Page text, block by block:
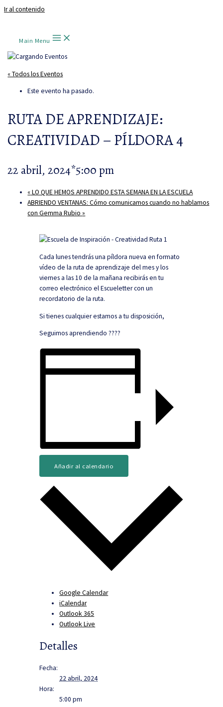
Ir al contenido
Main Menu
« Todos los Eventos
Este evento ha pasado.
RUTA DE APRENDIZAJE:
CREATIVIDAD – PÍLDORA 4
22 abril, 2024*5:00 pm
«LO QUE HEMOS APRENDIDO ESTA SEMANA EN LA ESCUELA
ABRIENDO VENTANAS: Cómo comunicamos cuando no hablamos
con Gemma Rubio»
Cada lunes tendrás una píldora nueva en formato
vídeo de la ruta de aprendizaje del mes y los
viernes a las 10 de la mañana recibirás en tu
correo electrónico el Escueletter con un
recordatorio de la ruta.
Si tienes cualquier estamos a tu disposición,
Seguimos aprendiendo ????
Añadir al calendario
Google Calendar
iCalendar
Outlook 365
Outlook Live
Detalles
Fecha:
22 abril, 2024
Hora:
5:00 pm